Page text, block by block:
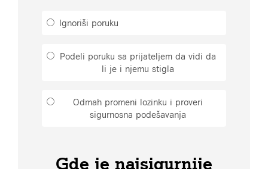
Ignoriši poruku
Podeli poruku sa prijateljem da vidi da
li je i njemu stigla
Odmah promeni lozinku i proveri
sigurnosna podešavanja
Gde je najsigurnije